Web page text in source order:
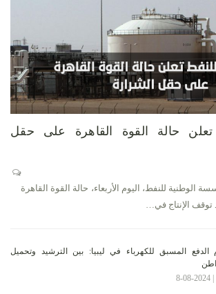
تعلن حالة القوة القاهرة على حقل
للنفط، اليوم الأربعاء، حالة القوة القاهرة
الإنتاج في…
الدفع المسبق للكهرباء في ليبيا: بين الترشيد وتحميل